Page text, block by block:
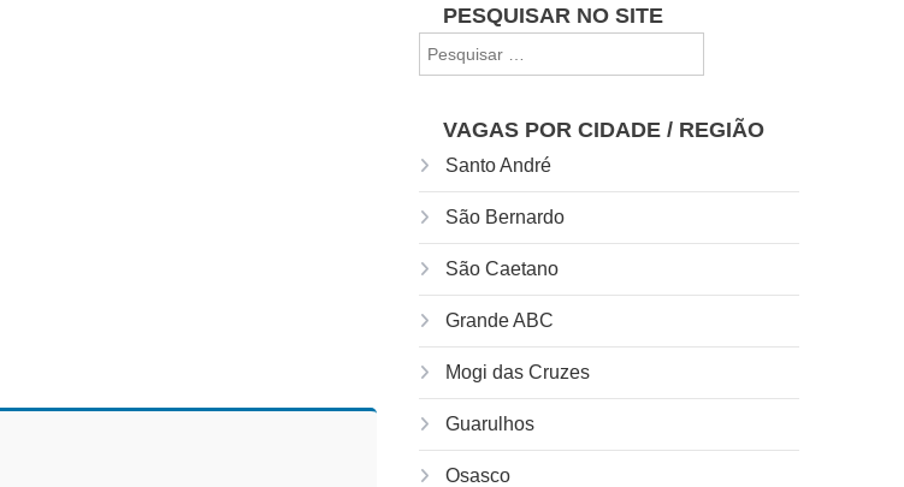
PESQUISAR NO SITE
por:
VAGAS POR CIDADE / REGIÃO
Santo André
São Bernardo
São Caetano
Grande ABC
Mogi das Cruzes
Guarulhos
Osasco